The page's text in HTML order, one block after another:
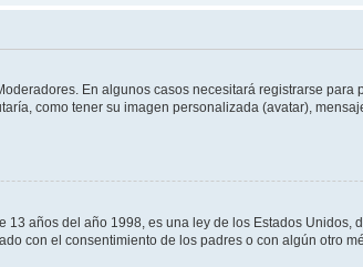
En algunos casos necesitará registrarse
como tener su imagen personalizada (avatar),
13 años del año 1998, es una ley de los Estados
con el consentimiento de los padres o con algún otro